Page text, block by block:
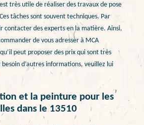
très utile de réaliser des travaux de pose
tâches sont souvent techniques. Par
contacter des experts en la matière. Ainsi,
de vous adresser à MCA
peut proposer des prix qui sont très
d’autres informations, veuillez lui
et la peinture pour les
dans le 13510